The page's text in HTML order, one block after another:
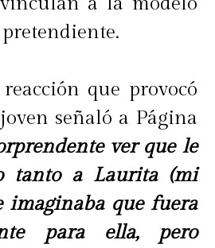
que provocó
señaló a Página
ver que le
tanto a Laurita (mi
imaginaba que fuera
para ella, pero